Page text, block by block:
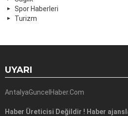
Spor Haberleri
Turizm
UYARI
AntalyaGuncelHaber.Com
Haber Üreticisi Değildir ! Haber